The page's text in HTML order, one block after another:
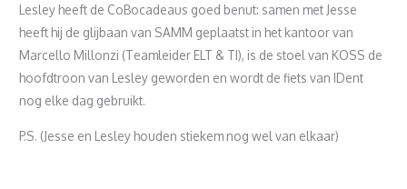
Lesley heeft de CoBocadeaus goed benut: samen met Jesse
heeft hij de glijbaan van SAMM geplaatst in het kantoor van
Marcello Millonzi (Teamleider ELT & TI), is de stoel van KOSS de
hoofdtroon van Lesley geworden en wordt de fiets van IDent
nog elke dag gebruikt.
P.S. (Jesse en Lesley houden stiekem nog wel van elkaar)